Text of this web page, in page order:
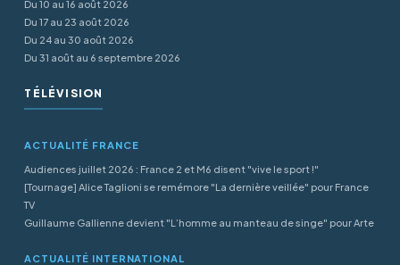
Du 10 au 16 août 2026
Du 17 au 23 août 2026
Du 24 au 30 août 2026
Du 31 août au 6 septembre 2026
TÉLÉVISION
ACTUALITÉ FRANCE
Audiences juillet 2026 : France 2 et M6 disent "vive le sport !"
[Tournage] Alice Taglioni se remémore "La dernière veillée" pour France
TV
Guillaume Gallienne devient "L’homme au manteau de singe" pour Arte
ACTUALITÉ INTERNATIONAL